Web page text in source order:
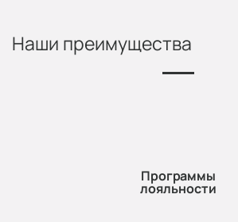
Наши преимущества
Программы
лояльности